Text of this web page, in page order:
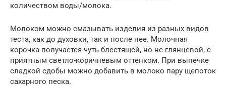
количеством воды/молока.
Молоком можно смазывать изделия из разных видов
теста, как до духовки, так и после нее. Молочная
корочка получается чуть блестящей, но не глянцевой, с
приятным светло-коричневым оттенком. При выпечке
сладкой сдобы можно добавить в молоко пару щепоток
сахарного песка.